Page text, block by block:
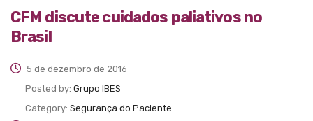
CFM discute cuidados paliativos no
Brasil
5 de dezembro de 2016
Posted by: Grupo IBES
Category: Segurança do Paciente